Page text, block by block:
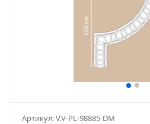
Артикул:V.V-PL-98885-DM